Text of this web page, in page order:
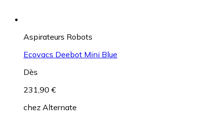
Aspirateurs Robots
Ecovacs Deebot Mini Blue
Dès
231,90 €
chez Alternate